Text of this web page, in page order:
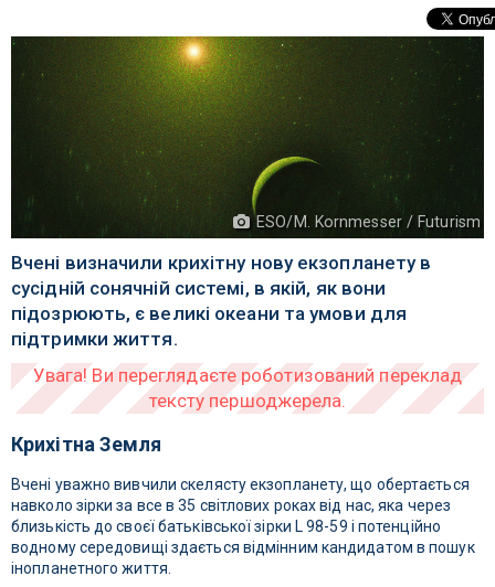
ESO/M. Kornmesser / Futurism
Вчені визначили крихітну нову екзопланету в
сусідній сонячній системі, в якій, як вони
підозрюють, є великі океани та умови для
підтримки життя.
Крихітна Земля
Вчені уважно вивчили скелясту екзопланету, що обертається
навколо зірки за все в 35 світлових роках від нас, яка через
близькість до своєї батьківської зірки L 98-59 і потенційно
водному середовищі здається відмінним кандидатом в пошук
інопланетного життя.